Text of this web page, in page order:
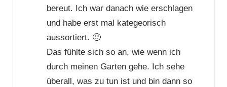
bereut. Ich war danach wie erschlagen
und habe erst mal kategeorisch
aussortiert. 🙂
Das fühlte sich so an, wie wenn ich
durch meinen Garten gehe. Ich sehe
überall, was zu tun ist und bin dann so